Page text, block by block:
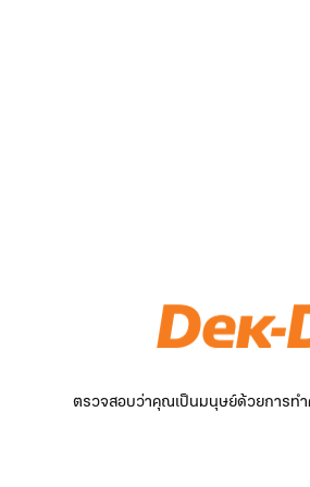
ตรวจสอบว่าคุณเป็นมนุษย์ด้วยการทำ